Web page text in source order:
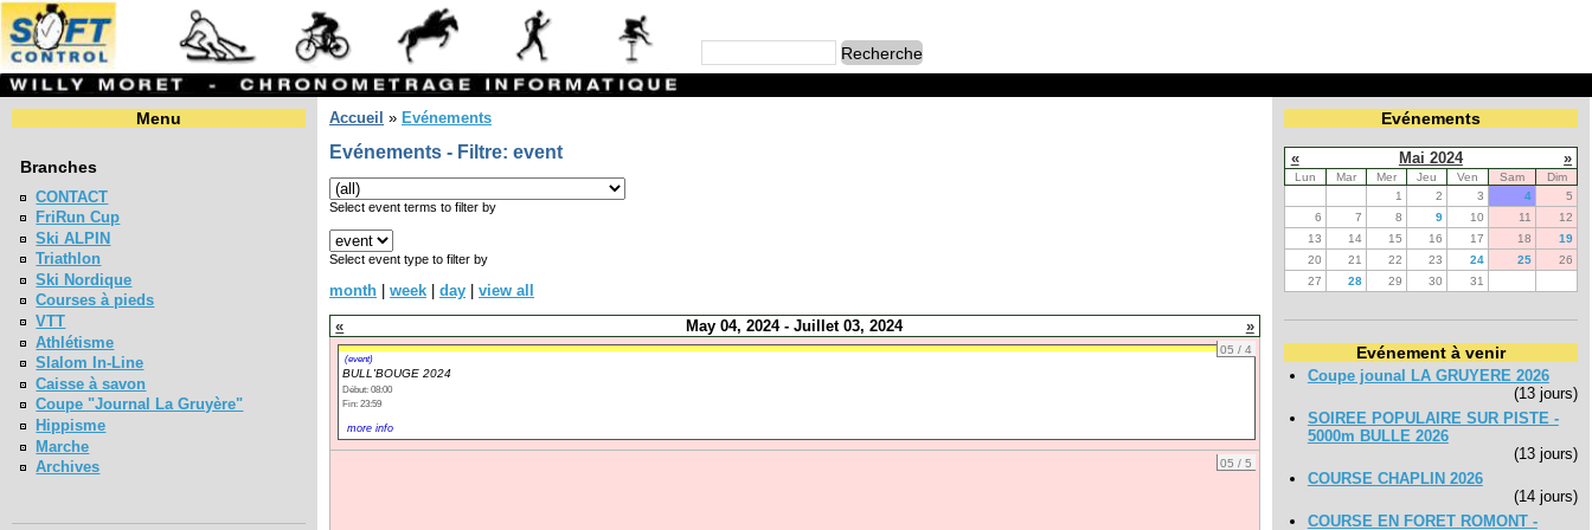
Menu
Branches
CONTACT
FriRun Cup
Ski ALPIN
Triathlon
Ski Nordique
Courses à pieds
VTT
Athlétisme
Slalom In-Line
Caisse à savon
Coupe "Journal La Gruyère"
Hippisme
Marche
Archives
Accueil » Evénements
Evénements - Filtre: event
Select event terms to filter by
Select event type to filter by
month week day
view all
«
May 04, 2024 - Juillet 03, 2024 »
05 / 4
(event)
BULL'BOUGE 2024
Début: 08:00
Fin: 23:59
more info
05 / 5
Evénements
« Mai 2024 »
Lun Mar Mer Jeu Ven Sam
Dim
1
2 3 4
5
6
7 8 9 10 11
12
13
14 15 16 17 18
19
20
21 22 23 24 25
26
27
28 29 30 31
Evénement à venir
Coupe jounal LA GRUYERE 2026
(13 jours)
SOIREE POPULAIRE SUR PISTE -
5000m BULLE 2026
(13 jours)
COURSE CHAPLIN 2026
(14 jours)
COURSE EN FORET ROMONT -